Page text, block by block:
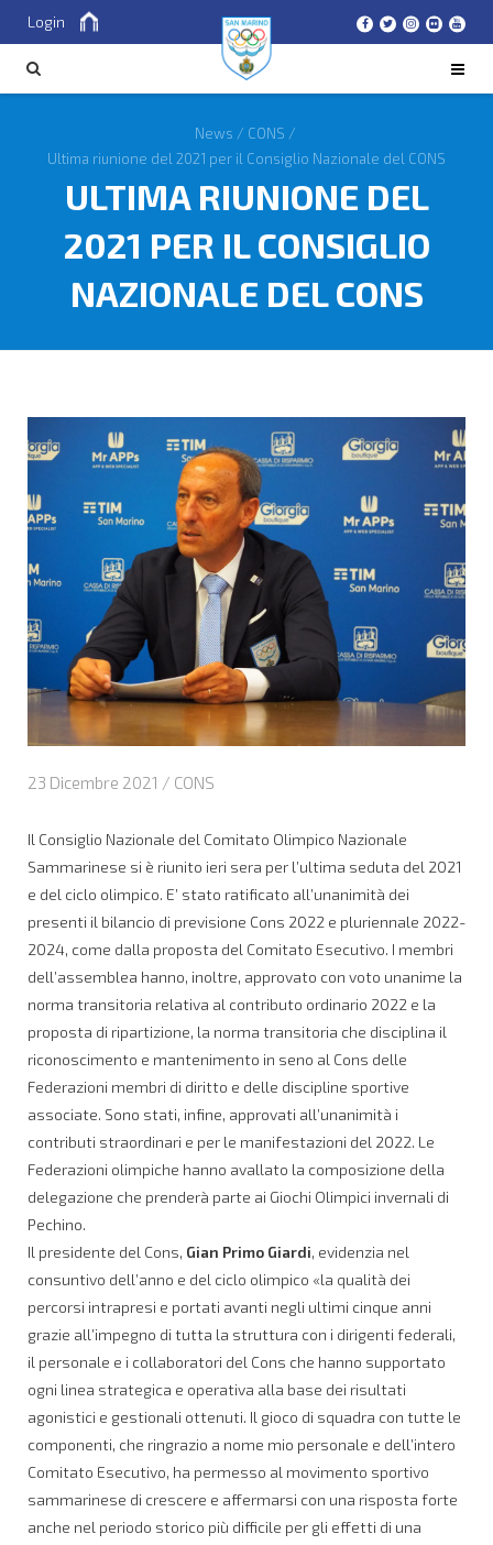
Login
News / CONS /
Ultima riunione del 2021 per il Consiglio Nazionale del CONS
ULTIMA RIUNIONE DEL
2021 PER IL CONSIGLIO
NAZIONALE DEL CONS
23 Dicembre 2021 / CONS
Il Consiglio Nazionale del Comitato Olimpico Nazionale
Sammarinese si è riunito ieri sera per l’ultima seduta del 2021
e del ciclo olimpico. E’ stato ratificato all’unanimità dei
presenti il bilancio di previsione Cons 2022 e pluriennale 2022-
2024, come dalla proposta del Comitato Esecutivo. I membri
dell’assemblea hanno, inoltre, approvato con voto unanime la
norma transitoria relativa al contributo ordinario 2022 e la
proposta di ripartizione, la norma transitoria che disciplina il
riconoscimento e mantenimento in seno al Cons delle
Federazioni membri di diritto e delle discipline sportive
associate. Sono stati, infine, approvati all’unanimità i
contributi straordinari e per le manifestazioni del 2022. Le
Federazioni olimpiche hanno avallato la composizione della
delegazione che prenderà parte ai Giochi Olimpici invernali di
Pechino.
Il presidente del Cons, Gian Primo Giardi, evidenzia nel
consuntivo dell’anno e del ciclo olimpico «la qualità dei
percorsi intrapresi e portati avanti negli ultimi cinque anni
grazie all’impegno di tutta la struttura con i dirigenti federali,
il personale e i collaboratori del Cons che hanno supportato
ogni linea strategica e operativa alla base dei risultati
agonistici e gestionali ottenuti. Il gioco di squadra con tutte le
componenti, che ringrazio a nome mio personale e dell’intero
Comitato Esecutivo, ha permesso al movimento sportivo
sammarinese di crescere e affermarsi con una risposta forte
anche nel periodo storico più difficile per gli effetti di una